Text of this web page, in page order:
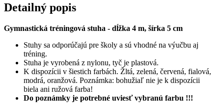
Detailný popis
Gymnastická tréningová stuha - dĺžka 4 m, šírka 5 cm
Stuhy sa odporúčajú pre školy a sú vhodné na výučbu aj
tréning.
Stuha je vyrobená z nylonu, tyč je plastová.
K dispozícii v šiestich farbách. Žltá, zelená, červená, fialová,
modrá, oranžová. Poznámka: bohužiaľ nie je k dispozícii
biela ani ružová farba!
Do poznámky je potrebné uviesť vybranú farbu !!!